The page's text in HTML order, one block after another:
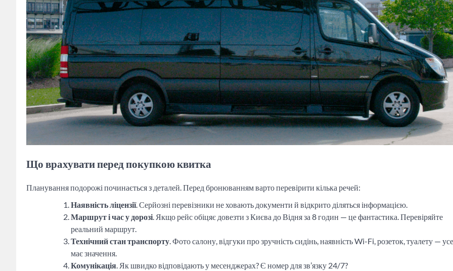
Що врахувати перед покупкою квитка
Планування подорожі починається з деталей. Перед бронюванням варто перевірити кілька речей:
Наявність ліцензії. Серйозні перевізники не ховають документи й відкрито діляться інформацією.
Маршрут і час у дорозі. Якщо рейс обіцяє довезти з Києва до Відня за 8 годин — це фантастика. Перевіряйте
реальний маршрут.
Технічний стан транспорту. Фото салону, відгуки про зручність сидінь, наявність Wi-Fi, розеток, туалету —
має значення.
Комунікація. Як швидко відповідають у месенджерах? Є номер для зв’язку 24/7?